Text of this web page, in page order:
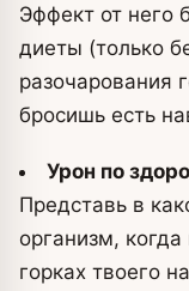
Эффект от него
диеты (только
разочарования
бросишь есть
Урон по
Представь в
организм,
горках твоего